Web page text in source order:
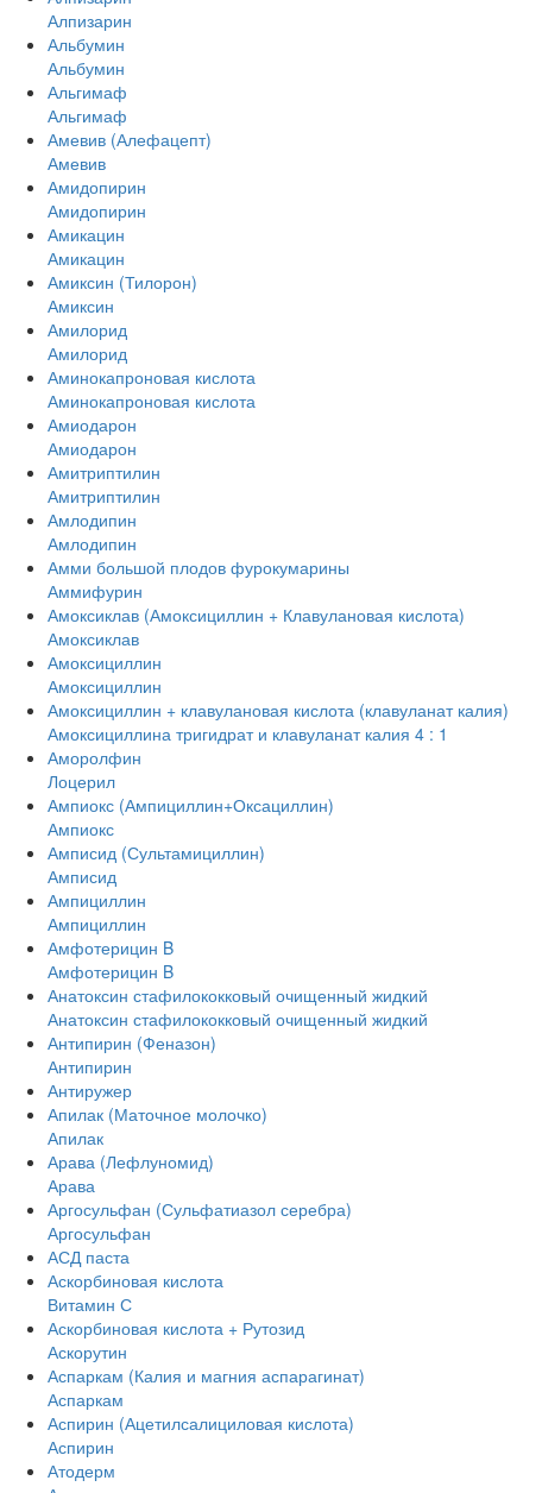
Алпизарин
Альбумин
Альбумин
Альгимаф
Альгимаф
Амевив (Алефацепт)
Амевив
Амидопирин
Амидопирин
Амикацин
Амикацин
Амиксин (Тилорон)
Амиксин
Амилорид
Амилорид
Аминокапроновая кислота
Аминокапроновая кислота
Амиодарон
Амиодарон
Амитриптилин
Амитриптилин
Амлодипин
Амлодипин
Амми большой плодов фурокумарины
Аммифурин
Амоксиклав (Амоксициллин + Клавулановая кислота)
Амоксиклав
Амоксициллин
Амоксициллин
Амоксициллин + клавулановая кислота (клавуланат калия)
Амоксициллина тригидрат и клавуланат калия 4 : 1
Аморолфин
Лоцерил
Ампиокс (Ампициллин+Оксациллин)
Ампиокс
Амписид (Сультамициллин)
Амписид
Ампициллин
Ампициллин
Амфотерицин B
Амфотерицин B
Анатоксин стафилококковый очищенный жидкий
Анатоксин стафилококковый очищенный жидкий
Антипирин (Феназон)
Антипирин
Антиружер
Апилак (Маточное молочко)
Апилак
Арава (Лефлуномид)
Арава
Аргосульфан (Сульфатиазол серебра)
Аргосульфан
АСД паста
Аскорбиновая кислота
Витамин С
Аскорбиновая кислота + Рутозид
Аскорутин
Аспаркам (Калия и магния аспарагинат)
Аспаркам
Аспирин (Ацетилсалициловая кислота)
Аспирин
Атодерм